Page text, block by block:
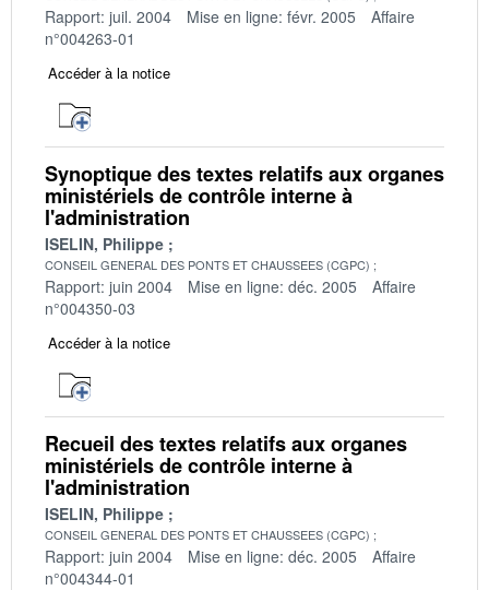
Rapport: juil. 2004 Mise en ligne: févr. 2005
Affaire
n°004263-01
Accéder à la notice
Synoptique des textes relatifs aux organes
ministériels de contrôle interne à
l'administration
ISELIN, Philippe
CONSEIL GENERAL DES PONTS ET CHAUSSEES (CGPC)
Rapport: juin 2004 Mise en ligne: déc. 2005
Affaire
n°004350-03
Accéder à la notice
Recueil des textes relatifs aux organes
ministériels de contrôle interne à
l'administration
ISELIN, Philippe
CONSEIL GENERAL DES PONTS ET CHAUSSEES (CGPC)
Rapport: juin 2004 Mise en ligne: déc. 2005
Affaire
n°004344-01